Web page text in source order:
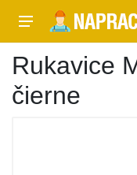
Rukavice
čierne